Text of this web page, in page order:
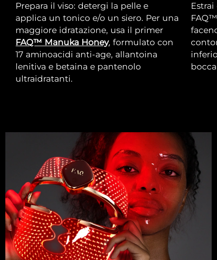
Prepara il viso: detergi la pelle e
applica un tonico e/o un siero. Per una
maggiore idratazione, usa il primer
FAQ™ Manuka Honey, formulato con
17 aminoacidi anti-age, allantoina
lenitiva e betaina e pantenolo
ultraidratanti.